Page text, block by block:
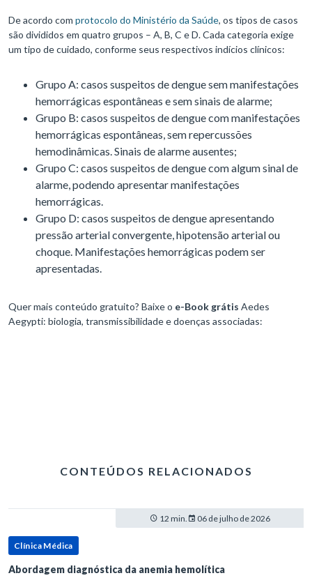
De acordo com protocolo do Ministério da Saúde, os tipos de casos
são divididos em quatro grupos – A, B, C e D. Cada categoria exige
um tipo de cuidado, conforme seus respectivos indícios clínicos:
Grupo A: casos suspeitos de dengue sem manifestações
hemorrágicas espontâneas e sem sinais de alarme;
Grupo B: casos suspeitos de dengue com manifestações
hemorrágicas espontâneas, sem repercussões
hemodinâmicas. Sinais de alarme ausentes;
Grupo C: casos suspeitos de dengue com algum sinal de
alarme, podendo apresentar manifestações
hemorrágicas.
Grupo D: casos suspeitos de dengue apresentando
pressão arterial convergente, hipotensão arterial ou
choque. Manifestações hemorrágicas podem ser
apresentadas.
Quer mais conteúdo gratuito? Baixe o e-Book grátis Aedes
Aegypti: biologia, transmissibilidade e doenças associadas:
CONTEÚDOS RELACIONADOS
12 min. 06 de julho de 2026
Clínica Médica
Abordagem diagnóstica da anemia hemolítica